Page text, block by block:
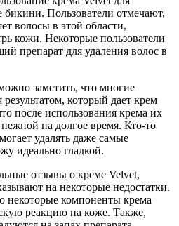
бикини. Пользователи отмечают,
волосы в этой области,
кожи. Некоторые пользователи
препарат для удаления волос в
заметить, что многие
который дает крем
после использования крема их
на долгое время. Кто-то
удалять даже самые
идеально гладкой.
отзывы о креме Velvet,
на некоторые недостатки.
некоторые компоненты крема
реакцию на коже. Также,